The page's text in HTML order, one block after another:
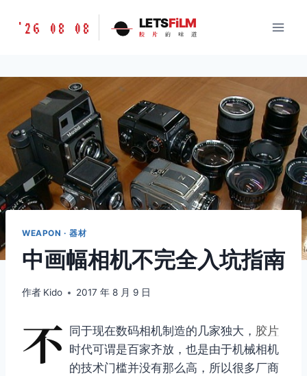
胶
味
LETSFILM
'26 08 08 LETSFiLM
胶 片 的 味 道
WEAPON · 器材
中画幅相机不完全入坑指南
作者 Kido 2017 年 8 月 9 日
不 同于现在数码相机制造的几家独大， 胶片
时代可谓是百家齐放，也是由于机械相机
的技术门槛并没有那么高，所以很多厂商